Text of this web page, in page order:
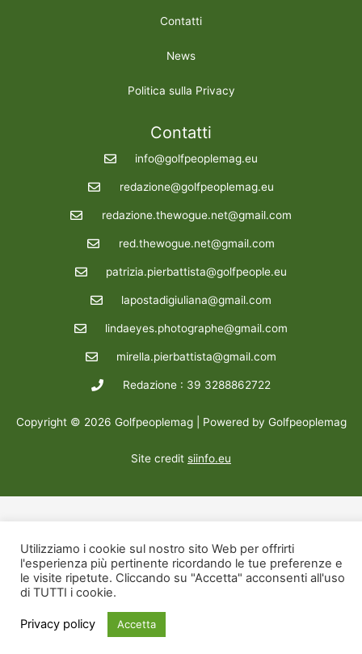
Contatti
News
Politica sulla Privacy
Contatti
info@golfpeoplemag.eu
redazione@golfpeoplemag.eu
redazione.thewogue.net@gmail.com
red.thewogue.net@gmail.com
patrizia.pierbattista@golfpeople.eu
lapostadigiuliana@gmail.com
lindaeyes.photographe@gmail.com
mirella.pierbattista@gmail.com
Redazione : 39 3288862722
Copyright © 2026 Golfpeoplemag | Powered by Golfpeoplemag
Site credit siinfo.eu
Utilizziamo i cookie sul nostro sito Web per offrirti
l'esperienza più pertinente ricordando le tue preferenze e
le visite ripetute. Cliccando su "Accetta" acconsenti all'uso
di TUTTI i cookie.
Privacy policy Accetta